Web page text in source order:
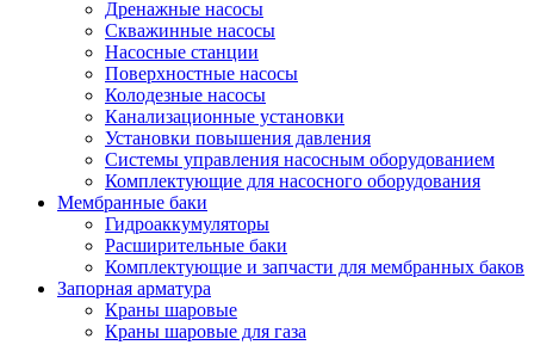
Дренажные насосы
Скважинные насосы
Насосные станции
Поверхностные насосы
Колодезные насосы
Канализационные установки
Установки повышения давления
Системы управления насосным оборудованием
Комплектующие для насосного оборудования
Мембранные баки
Гидроаккумуляторы
Расширительные баки
Комплектующие и запчасти для мембранных баков
Запорная арматура
Краны шаровые
Краны шаровые для газа